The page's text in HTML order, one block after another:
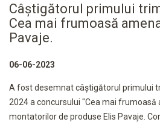
Câștigătorul primului
Cea mai frumoasă
Pavaje.
06-06-2023
A fost desemnat câștigătorul primului
2024 a concursului "Cea mai frumoasă
montatorilor de produse Elis Pavaje.